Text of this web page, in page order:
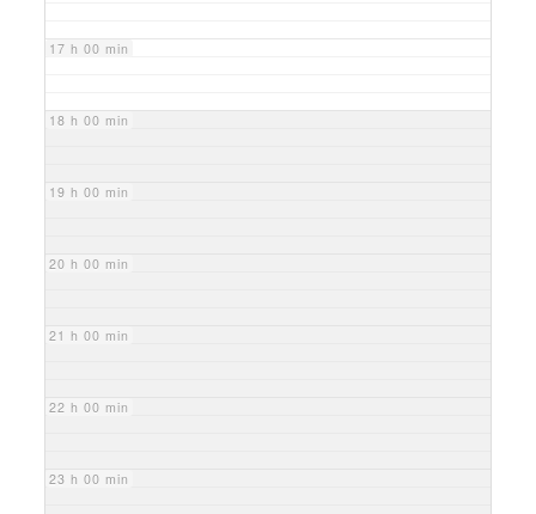
17 h 00 min
18 h 00 min
19 h 00 min
20 h 00 min
21 h 00 min
22 h 00 min
23 h 00 min